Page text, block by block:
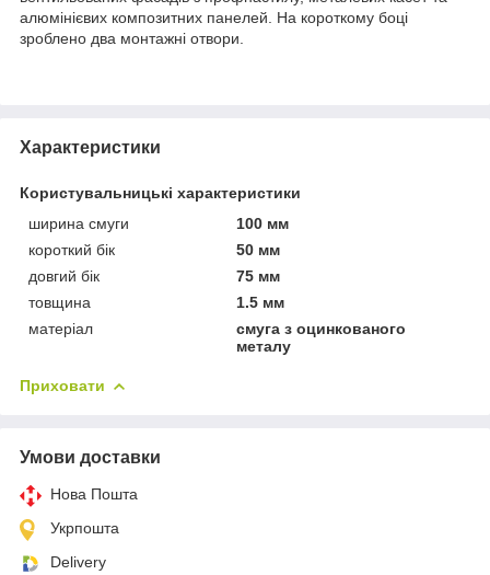
алюмінієвих композитних панелей. На короткому боці
зроблено два монтажні отвори.
Характеристики
Користувальницькі характеристики
ширина смуги
100 мм
короткий бік
50 мм
довгий бік
75 мм
товщина
1.5 мм
матеріал
смуга з оцинкованого
металу
Приховати
Умови доставки
Нова Пошта
Укрпошта
Delivery